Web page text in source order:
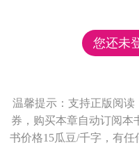
您还未
温馨提示：支持正版阅读
券，购买本章自动订阅本
书价格15瓜豆/千字，有任